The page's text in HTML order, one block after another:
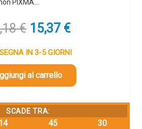
PIXMA…
€ Il
originale
era:
16,18 €.
15,37 €Il
attuale
è:
IN 3-5 GIORNI
al carrello
SCADE TRA:
45 29